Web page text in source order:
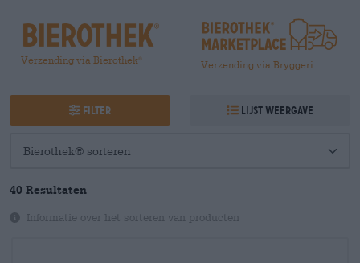
Verzending via Bierothek®
Verzending via Bryggeri
Filter Lijst weergave
40 Resultaten
Informatie over het sorteren van producten